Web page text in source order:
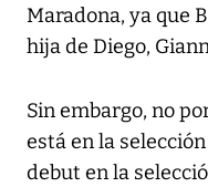
Maradona, ya que
hija de Diego,
Sin embargo, no
está en la
debut en la